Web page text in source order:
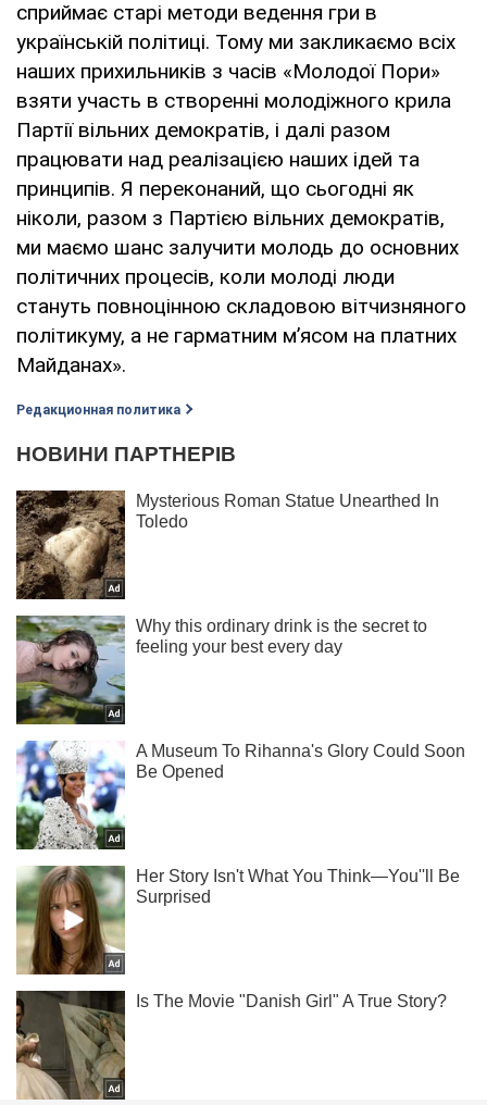
сприймає старі методи ведення гри в
українській політиці. Тому ми закликаємо всіх
наших прихильників з часів «Молодої Пори»
взяти участь в створенні молодіжного крила
Партії вільних демократів, і далі разом
працювати над реалізацією наших ідей та
принципів. Я переконаний, що сьогодні як
ніколи, разом з Партією вільних демократів,
ми маємо шанс залучити молодь до основних
політичних процесів, коли молоді люди
стануть повноцінною складовою вітчизняного
політикуму, а не гарматним м’ясом на платних
Майданах».
Редакционная политика